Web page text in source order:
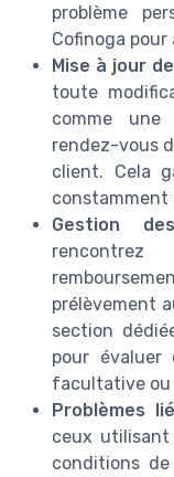
problème
Cofinoga pour
Mise à jour
toute
comme
rendez-vous
client. Cela
constamment
Gestion
prélèvement
section
pour évaluer
facultative ou
Problèmes
ceux
conditions